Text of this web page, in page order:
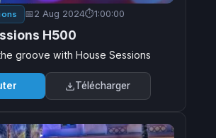
2 Aug 2024 1:00:00
H500
groove with House Sessions
Télécharger